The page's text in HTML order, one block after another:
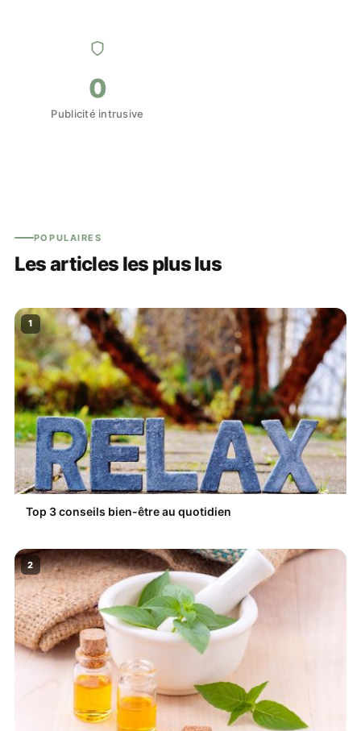
0
Publicité intrusive
POPULAIRES
Les articles les plus lus
1
Top 3 conseils bien-être au quotidien
2